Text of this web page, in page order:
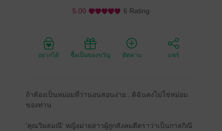
5.00 6 Rating
อยากได้ ซื้อเป็นของขวัญ ติดตาม แชร์
ถ้าต้องเป็นหม่อมที่ว่านอนสอนง่าย...ดิฉันคงไม่ใช่หม่อม
ของท่าน
'คุณวิมลมณี' หญิงม่ายสาวผู้ถูกสังคมตีตราว่าเป็นกาลกิณี